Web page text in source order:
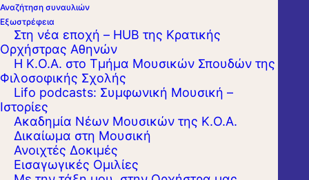
Αναζήτηση συναυλιών
Εξωστρέφεια
Στη νέα εποχή – HUB της Κρατικής
Ορχήστρας Αθηνών
Η Κ.Ο.Α. στο Τμήμα Μουσικών Σπουδών της
Φιλοσοφικής Σχολής
Lifo podcasts: Συμφωνική Μουσική –
Ιστορίες
Ακαδημία Νέων Μουσικών της Κ.Ο.Α.
Δικαίωμα στη Μουσική
Ανοιχτές Δοκιμές
Εισαγωγικές Ομιλίες